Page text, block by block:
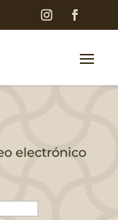
electrónico